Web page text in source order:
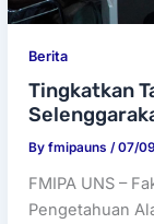
Berita
Tingkatkan
Byfmipauns/07/
FMIPA UNS –
Pengetahuan